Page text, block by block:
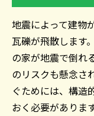
地震によって建物
瓦礫が飛散します
の家が地震で倒れ
のリスクも懸念さ
ぐためには、構造
おく必要がありま